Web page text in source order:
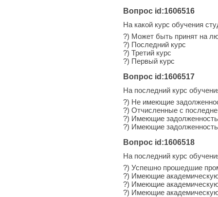
Вопрос id:1606516
На какой курс обучения
?) Может быть принят на
?) Последний курс
?) Третий курс
?) Первый курс
Вопрос id:1606517
На последний курс
?) Не имеющие
?) Отчисленные с
?) Имеющие
?) Имеющие
Вопрос id:1606518
На последний курс
?) Успешно прошедшие
?) Имеющие
?) Имеющие
?) Имеющие